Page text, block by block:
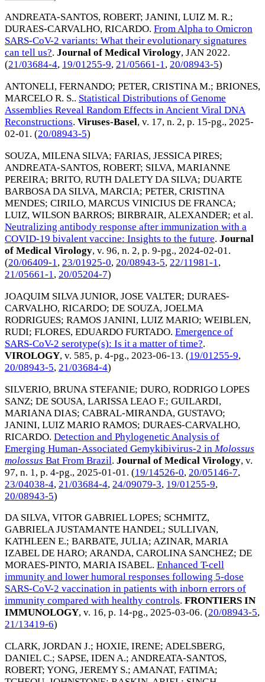
ANDREATA-SANTOS, ROBERT; JANINI, LUIZ M. R.;
DURAES-CARVALHO, RICARDO. From Alpha to Omicron
SARS-CoV-2 variants: What their evolutionary signatures
can tell us?. Journal of Medical Virology, JAN 2022.
(21/03684-4, 19/01255-9, 21/05661-1, 20/08943-5)
ANTONELI, FERNANDO; PETER, CRISTINA M.; BRIONES,
MARCELO R. S.. Statistical Distributions of Genome
Assemblies Reveal Random Effects in Ancient Viral DNA
Reconstructions. Viruses-Basel, v. 17, n. 2, p. 15-pg., 2025-
02-01. (20/08943-5)
SOUZA, MILENA SILVA; FARIAS, JESSICA PIRES;
ANDREATA-SANTOS, ROBERT; SILVA, MARIANNE
PEREIRA; BRITO, RUTH DALETY DA SILVA; DUARTE
BARBOSA DA SILVA, MARCIA; PETER, CRISTINA
MENDES; CIRILO, MARCUS VINICIUS DE FRANCA;
LUIZ, WILSON BARROS; BIRBRAIR, ALEXANDER; et al.
Neutralizing antibody response after immunization with a
COVID-19 bivalent vaccine: Insights to the future. Journal
of Medical Virology, v. 96, n. 2, p. 9-pg., 2024-02-01.
(20/06409-1, 23/01925-0, 20/08943-5, 22/11981-1,
21/05661-1, 20/05204-7)
JOAQUIM SILVA JUNIOR, JOSE VALTER; DURAES-
CARVALHO, RICARDO; DE SOUZA, JOELMA
RODRIGUES; RAMOS JANINI, LUIZ MARIO; WEIBLEN,
RUDI; FLORES, EDUARDO FURTADO. Emergence of
SARS-CoV-2 serotype(s): Is it a matter of time?.
VIROLOGY, v. 585, p. 4-pg., 2023-06-13. (19/01255-9,
20/08943-5, 21/03684-4)
SILVERIO, BRUNA STEFANIE; DURO, RODRIGO LOPES
SANZ; DE SOUSA, LARISSA LEAO F.; GUILARDI,
MARIANA DIAS; CABRAL-MIRANDA, GUSTAVO;
JANINI, LUIZ MARIO RAMOS; DURAES-CARVALHO,
RICARDO. Detection and Phylogenetic Analysis of
Emerging Human-Associated Gemykibivirus-2 in Molossus
molossus Bat From Brazil. Journal of Medical Virology, v.
97, n. 1, p. 4-pg., 2025-01-01 . (19/14526-0, 20/05146-7,
23/04038-4, 21/03684-4, 24/09079-3, 19/01255-9,
20/08943-5)
DA SILVA, VITOR GABRIEL LOPES; SCHMITZ,
GABRIELA JUSTAMANTE HANDEL; SULLIVAN,
KATHLEEN E.; BARBATE, JULIA; AZINAR, MARIA
IZABEL DE HARO; ARANDA, CAROLINA SANCHEZ; DE
MORAES-PINTO, MARIA ISABEL. Enhanced T-cell
immunity and lower humoral responses following 5-dose
SARS-CoV-2 vaccination in patients with inborn errors of
immunity compared with healthy controls. FRONTIERS IN
IMMUNOLOGY, v. 16, p. 14-pg., 2025-03-06. (20/08943-5,
21/13419-6)
CLARK, JORDAN J.; HOXIE, IRENE; ADELSBERG,
DANIEL C.; SAPSE, IDEN A.; ANDREATA-SANTOS,
ROBERT; YONG, JEREMY S.; AMANAT, FATIMA;